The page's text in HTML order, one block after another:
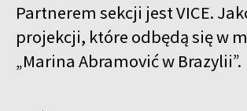
Partnerem sekcji jest VICE.
projekcji, które odbędą się w
„Marina Abramović w Brazylii”.